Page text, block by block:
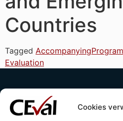
Cookies
Countries
Tagged Accompanying
Evaluation